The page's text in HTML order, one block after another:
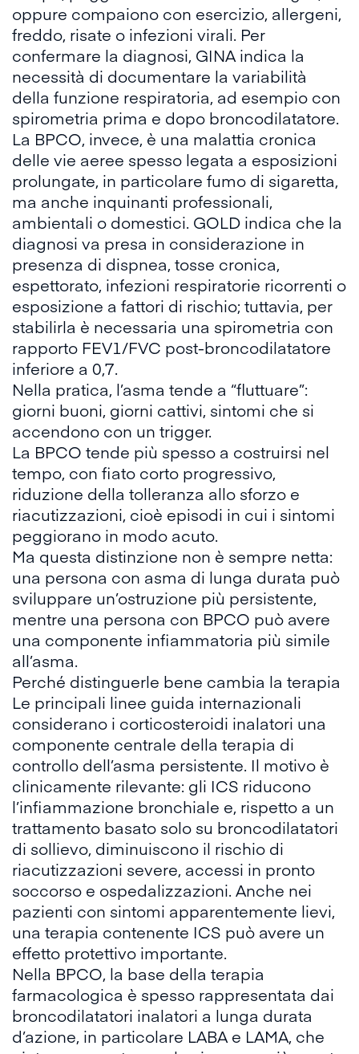
oppure compaiono con esercizio, allergeni,
freddo, risate o infezioni virali. Per
confermare la diagnosi, GINA indica la
necessità di documentare la variabilità
della funzione respiratoria, ad esempio con
spirometria prima e dopo broncodilatatore.
La BPCO, invece, è una malattia cronica
delle vie aeree spesso legata a esposizioni
prolungate, in particolare fumo di sigaretta,
ma anche inquinanti professionali,
ambientali o domestici. GOLD indica che la
diagnosi va presa in considerazione in
presenza di dispnea, tosse cronica,
espettorato, infezioni respiratorie ricorrenti o
esposizione a fattori di rischio; tuttavia, per
stabilirla è necessaria una spirometria con
rapporto FEV1/FVC post-broncodilatatore
inferiore a 0,7.
Nella pratica, l’asma tende a “fluttuare”:
giorni buoni, giorni cattivi, sintomi che si
accendono con un trigger.
La BPCO tende più spesso a costruirsi nel
tempo, con fiato corto progressivo,
riduzione della tolleranza allo sforzo e
riacutizzazioni, cioè episodi in cui i sintomi
peggiorano in modo acuto.
Ma questa distinzione non è sempre netta:
una persona con asma di lunga durata può
sviluppare un’ostruzione più persistente,
mentre una persona con BPCO può avere
una componente infiammatoria più simile
all’asma.
Perché distinguerle bene cambia la terapia
Le principali linee guida internazionali
considerano i corticosteroidi inalatori una
componente centrale della terapia di
controllo dell’asma persistente. Il motivo è
clinicamente rilevante: gli ICS riducono
l’infiammazione bronchiale e, rispetto a un
trattamento basato solo su broncodilatatori
di sollievo, diminuiscono il rischio di
riacutizzazioni severe, accessi in pronto
soccorso e ospedalizzazioni. Anche nei
pazienti con sintomi apparentemente lievi,
una terapia contenente ICS può avere un
effetto protettivo importante.
Nella BPCO, la base della terapia
farmacologica è spesso rappresentata dai
broncodilatatori inalatori a lunga durata
d’azione, in particolare LABA e LAMA, che